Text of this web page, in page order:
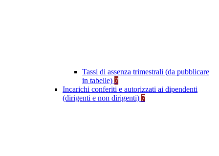
Tassi di assenza trimestrali (da pubblicare
in tabelle) 7
Incarichi conferiti e autorizzati ai dipendenti
(dirigenti e non dirigenti) 7